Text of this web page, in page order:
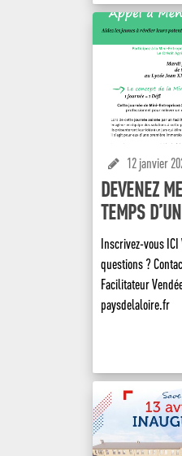
12 janvier
DEVENEZ
TEMPS
Inscrivez-vous ICI
questions ?
Facilitateur
paysdelaloire.fr